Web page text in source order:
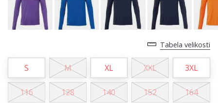
25. 11. 2024
Postani
ambasador/ka
naše
rokometne
Tabela velikosti
S M XL XXL 3XL
116 128 140 152 164